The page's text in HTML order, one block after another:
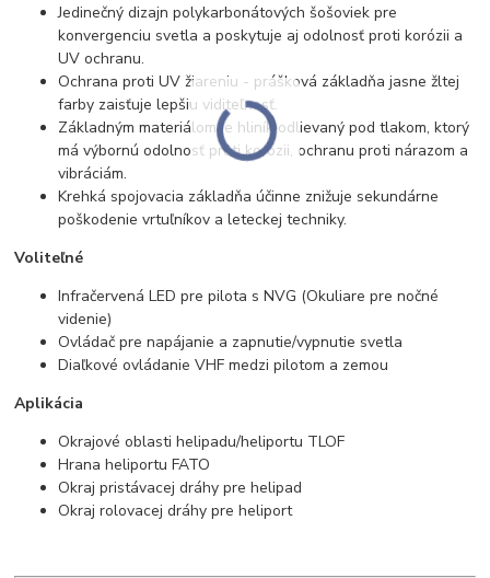
Jedinečný dizajn polykarbonátových šošoviek pre
konvergenciu svetla a poskytuje aj odolnosť proti korózii a
UV ochranu.
Ochrana proti UV žiareniu - prášková základňa jasne žltej
farby zaisťuje lepšiu viditeľnosť.
Základným materiálom je hliník odlievaný pod tlakom, ktorý
má výbornú odolnosť proti korózii, ochranu proti nárazom a
vibráciám.
Krehká spojovacia základňa účinne znižuje sekundárne
poškodenie vrtuľníkov a leteckej techniky.
Voliteľné
Infračervená LED pre pilota s NVG (Okuliare pre nočné
videnie)
Ovládač pre napájanie a zapnutie/vypnutie svetla
Diaľkové ovládanie VHF medzi pilotom a zemou
Aplikácia
Okrajové oblasti helipadu/heliportu TLOF
Hrana heliportu FATO
Okraj pristávacej dráhy pre helipad
Okraj rolovacej dráhy pre heliport